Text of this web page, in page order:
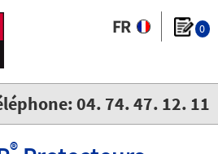
0
04. 74. 47. 12. 11
®